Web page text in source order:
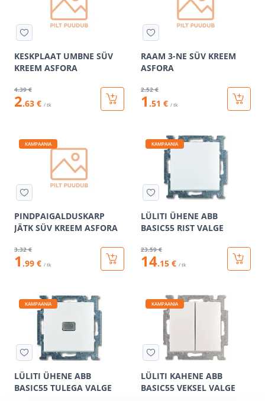
KESKPLAAT UMBNE SÜV
KREEM ASFORA
4.39 €
2.63 € / tk
RAAM 3-NE SÜV KREEM
ASFORA
2.52 €
1 .51 € / tk
KAMPAANIA
PINDPAIGALDUSKARP
JÄTK SÜV KREEM ASFORA
3.32 €
1 .99 € / tk
KAMPAANIA
LÜLITI ÜHENE ABB
BASIC55 RIST VALGE
23.59 €
14.15 € / tk
KAMPAANIA
LÜLITI ÜHENE ABB
BASIC55 TULEGA VALGE
KAMPAANIA
LÜLITI KAHENE ABB
BASIC55 VEKSEL VALGE